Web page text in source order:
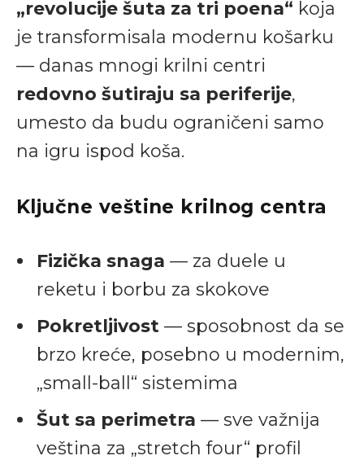
„revolucije šuta za tri poena“ koja
je transformisala modernu košarku
— danas mnogi krilni centri
redovno šutiraju sa periferije,
umesto da budu ograničeni samo
na igru ispod koša.
Ključne veštine krilnog centra
Fizička snaga — za duele u
reketu i borbu za skokove
Pokretljivost — sposobnost da se
brzo kreće, posebno u modernim,
„small-ball“ sistemima
Šut sa perimetra — sve važnija
veština za „stretch four“ profil